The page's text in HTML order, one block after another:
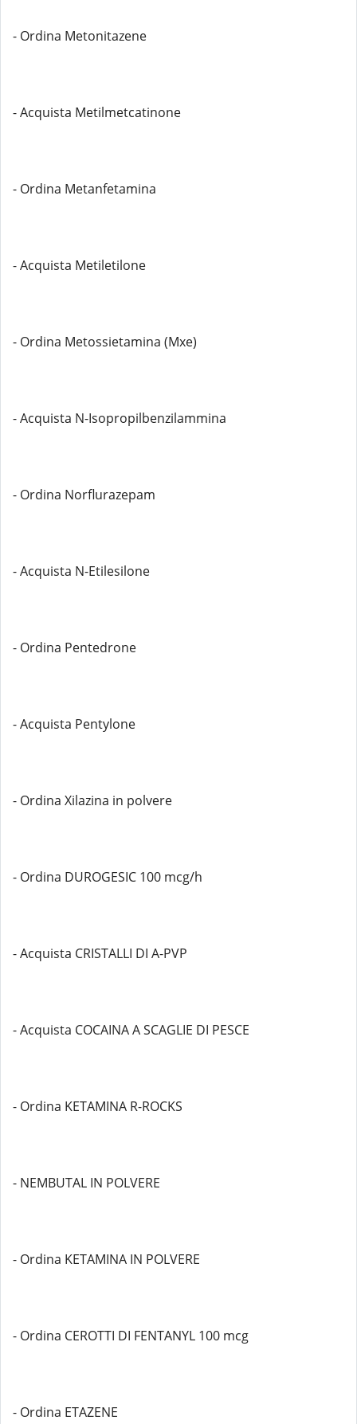
- Ordina Metonitazene
- Acquista Metilmetcatinone
- Ordina Metanfetamina
- Acquista Metiletilone
- Ordina Metossietamina (Mxe)
- Acquista N-Isopropilbenzilammina
- Ordina Norflurazepam
- Acquista N-Etilesilone
- Ordina Pentedrone
- Acquista Pentylone
- Ordina Xilazina in polvere
- Ordina DUROGESIC 100 mcg/h
- Acquista CRISTALLI DI A-PVP
- Acquista COCAINA A SCAGLIE DI PESCE
- Ordina KETAMINA R-ROCKS
- NEMBUTAL IN POLVERE
- Ordina KETAMINA IN POLVERE
- Ordina CEROTTI DI FENTANYL 100 mcg
- Ordina ETAZENE